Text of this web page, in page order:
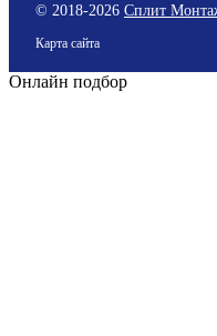
© 2018-2026 Сплит
Карта сайта
Онлайн подбор